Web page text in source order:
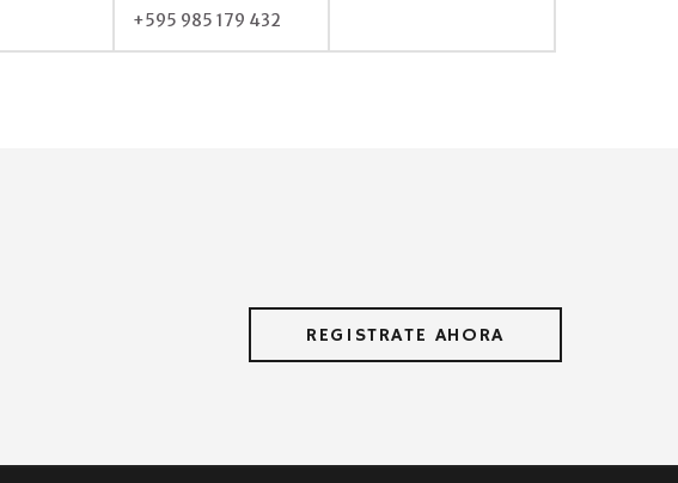
+595 985 179 432
REGISTRATE AHORA